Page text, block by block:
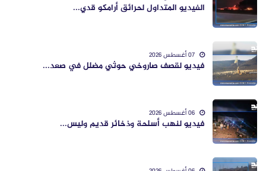
الفيديو المتداول لحرائق أرامكو قدي...
فيديو لقصف صاروخي حوثي مضلل في صعد...
فيديو لنهب أسلحة وذخائر قديم وليس...